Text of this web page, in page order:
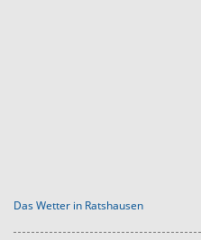
Das Wetter in Ratshausen